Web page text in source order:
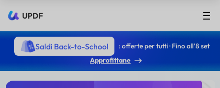
UPDF
Saldi Back-to-School
: offerte per tutti · Fino all’8 set
Approfittane